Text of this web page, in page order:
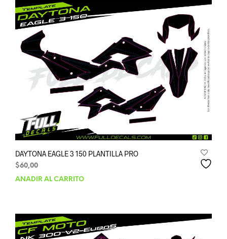
DAYTONA EAGLE 3 150 PLANTILLA PRO
$60,00
AÑADIR AL CARRITO